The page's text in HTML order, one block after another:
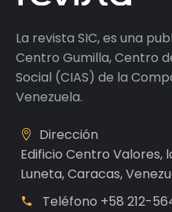
La revista SIC, es una
Centro Gumilla, Centro
Social (CIAS) de la
Venezuela.
Dirección
Edificio Centro Valores,
Luneta, Caracas,
Teléfono +58 212-